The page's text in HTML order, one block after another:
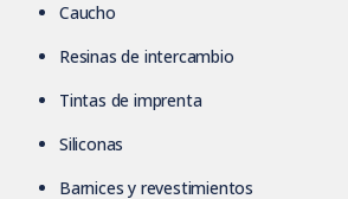
Caucho
Resinas de intercambio
Tintas de imprenta
Siliconas
Barnices y revestimientos